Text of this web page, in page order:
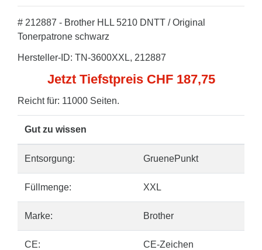
# 212887 - Brother HLL 5210 DNTT / Original
Tonerpatrone schwarz
Hersteller-ID: TN-3600XXL, 212887
Jetzt Tiefstpreis CHF 187,75
Reicht für: 11000 Seiten.
Gut zu wissen
Entsorgung: GruenePunkt
Füllmenge: XXL
Marke: Brother
CE: CE-Zeichen